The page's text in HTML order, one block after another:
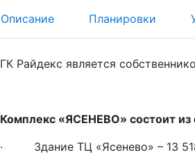
Описание Планировки
ГК Райдекс является
Комплекс «ЯСЕНЕВО» состоит из
· Здание ТЦ «Ясенево» – 13